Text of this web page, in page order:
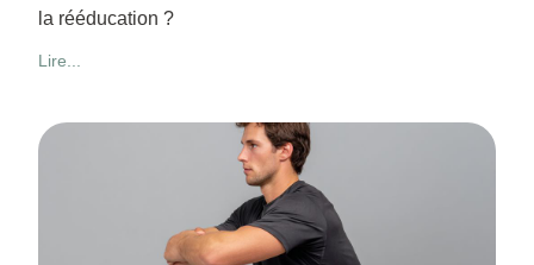
la rééducation ?
Lire...